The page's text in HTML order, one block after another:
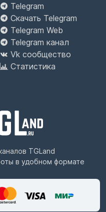
Telegram
Скачать Telegram
Telegram Web
Telegram канал
Vk сообщество
Статистика
TGLand
в удобном формате